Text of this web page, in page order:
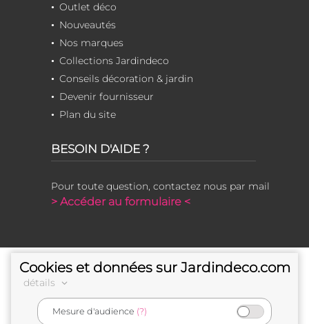
Outlet déco
Nouveautés
Nos marques
Collections Jardindeco
Conseils décoration & jardin
Devenir fournisseur
Plan du site
BESOIN D'AIDE ?
Pour toute question, contactez nous par mail
> Accéder au formulaire <
Cookies et données sur Jardindeco.com
détails
Mesure d'audience (?)